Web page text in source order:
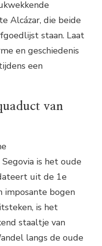
Alcázar, die beide
staan. Laat
en geschiedenis
een
van
is het oude
uit de 1e
imposante bogen
is het
staaltje van
langs de oude